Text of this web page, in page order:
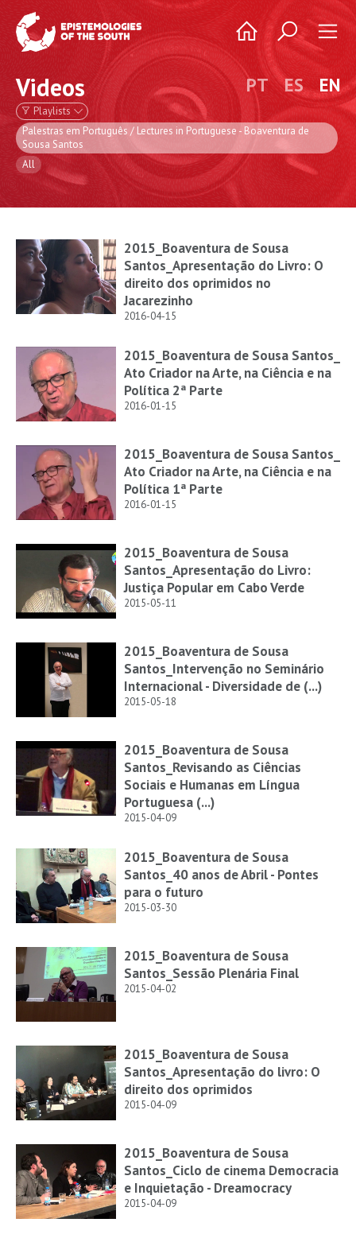
PT ES EN
Videos
Playlists
Palestras em Português / Lectures in Portuguese - Boaventura de
Sousa Santos
All
2015_Boaventura de Sousa
Santos_Apresentação do Livro: O
direito dos oprimidos no
Jacarezinho
2016-04-15
2015_Boaventura de Sousa Santos_
Ato Criador na Arte, na Ciência e na
Política 2ª Parte
2016-01-15
2015_Boaventura de Sousa Santos_
Ato Criador na Arte, na Ciência e na
Política 1ª Parte
2016-01-15
2015_Boaventura de Sousa
Santos_Apresentação do Livro:
Justiça Popular em Cabo Verde
2015-05-11
2015_Boaventura de Sousa
Santos_Intervenção no Seminário
Internacional - Diversidade de (...)
2015-05-18
2015_Boaventura de Sousa
Santos_Revisando as Ciências
Sociais e Humanas em Língua
Portuguesa (...)
2015-04-09
2015_Boaventura de Sousa
Santos_40 anos de Abril - Pontes
para o futuro
2015-03-30
2015_Boaventura de Sousa
Santos_Sessão Plenária Final
2015-04-02
2015_Boaventura de Sousa
Santos_Apresentação do livro: O
direito dos oprimidos
2015-04-09
2015_Boaventura de Sousa
Santos_Ciclo de cinema Democracia
e Inquietação - Dreamocracy
2015-04-09